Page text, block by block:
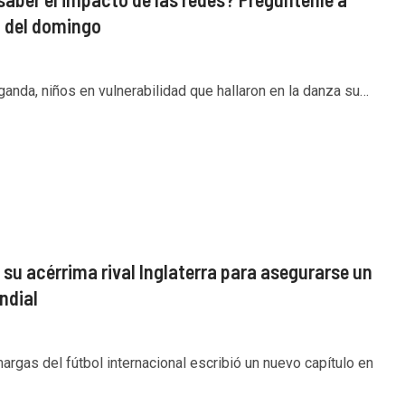
domingo
niños en vulnerabilidad que hallaron en la danza su…
acérrima rival Inglaterra para asegurarse un
del fútbol internacional escribió un nuevo capítulo en